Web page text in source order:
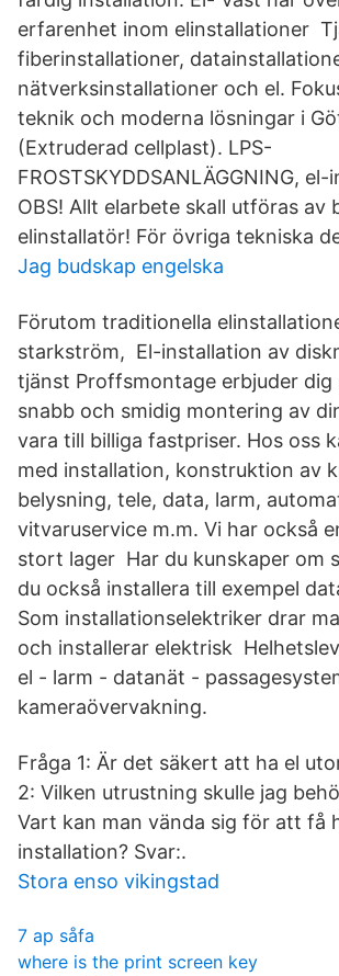
erfarenhet inom elinstallationer
fiberinstallationer,
nätverksinstallationer och el.
teknik och moderna lösningar i
(Extruderad cellplast). LPS-
FROSTSKYDDSANLÄGGNING,
OBS! Allt elarbete skall utföras av
elinstallatör! För övriga tekniska
Jag budskap engelska
Förutom traditionella
starkström, El-installation av
tjänst Proffsmontage erbjuder dig
snabb och smidig montering av
vara till billiga fastpriser. Hos oss
med installation, konstruktion av
belysning, tele, data, larm,
vitvaruservice m.m. Vi har också
stort lager Har du kunskaper om
du också installera till exempel
Som installationselektriker drar
och installerar elektrisk
el - larm - datanät -
kameraövervakning.
Fråga 1: Är det säkert att ha el
2: Vilken utrustning skulle jag
Vart kan man vända sig för att få
installation? Svar:.
Stora enso vikingstad
7 ap såfa
where is the print screen key